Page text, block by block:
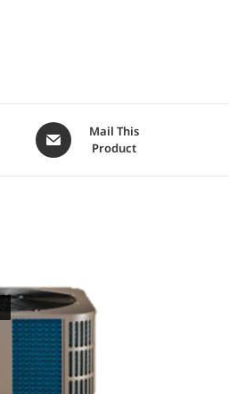
Mail This
Product